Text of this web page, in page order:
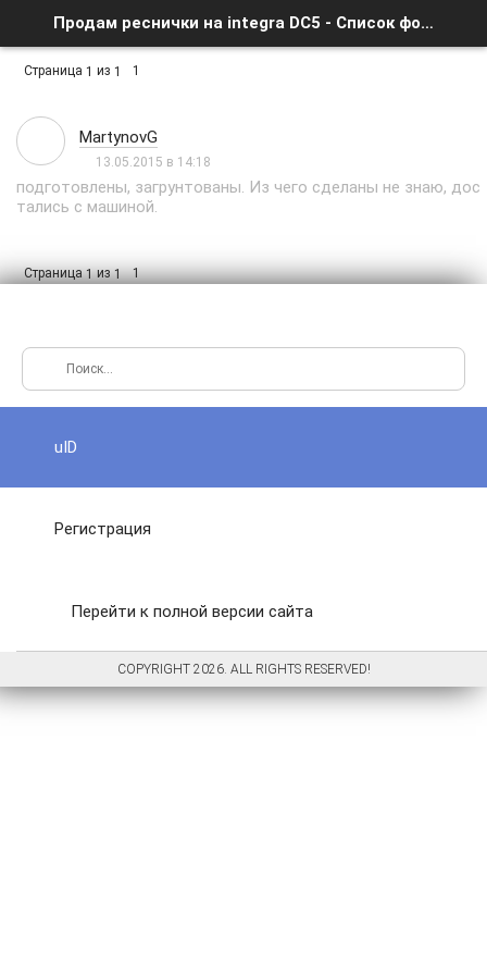
Продам реснички на integra DC5 - Список форумов
Страница 1 из 1 1
MartynovG
13.05.2015 в 14:18
подготовлены, загрунтованы. Из чего сделаны не знаю, дос
тались с машиной.
Страница1из1 1
uID
Регистрация
Перейти к полной версии сайта
COPYRIGHT 2026. ALL RIGHTS RESERVED!